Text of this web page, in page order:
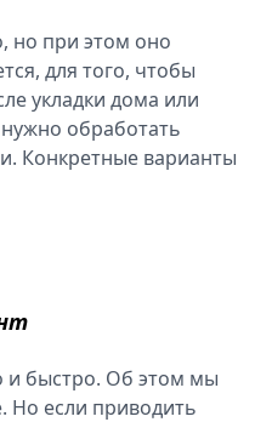
но при этом оно
для того, чтобы
укладки дома или
обработать
Конкретные варианты
и быстро. Об этом мы
Но если приводить